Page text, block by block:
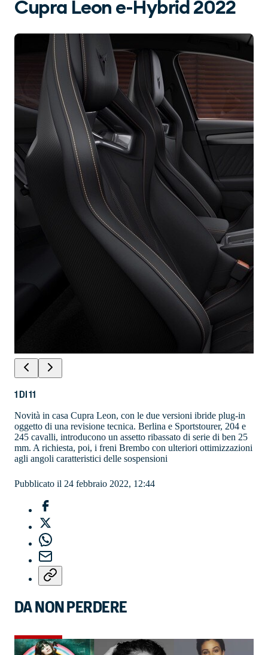
Cupra Leon e-Hybrid 2022
1DI11
Novità in casa Cupra Leon, con le due versioni ibride plug-in
oggetto di una revisione tecnica. Berlina e Sportstourer, 204 e
245 cavalli, introducono un assetto ribassato di serie di ben 25
mm. A richiesta, poi, i freni Brembo con ulteriori ottimizzazioni
agli angoli caratteristici delle sospensioni
Pubblicato il 24 febbraio 2022, 12:44
DA NON PERDERE